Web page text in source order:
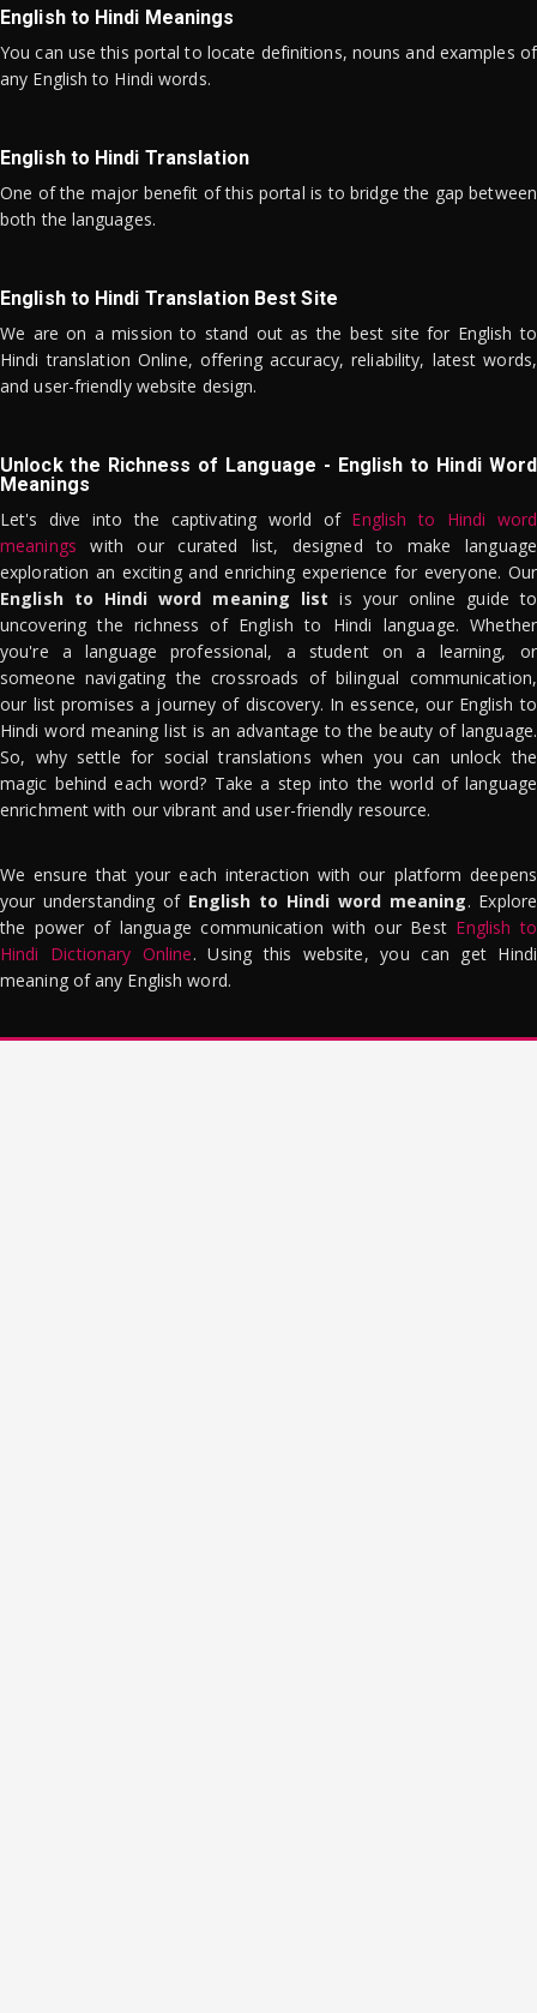
English to Hindi Meanings
You can use this portal to locate definitions, nouns and examples of
any English to Hindi words.
English to Hindi Translation
One of the major benefit of this portal is to bridge the gap between
both the languages.
English to Hindi Translation Best Site
We are on a mission to stand out as the best site for English to
Hindi translation Online, offering accuracy, reliability, latest words,
and user-friendly website design.
Unlock the Richness of Language - English to Hindi Word
Meanings
Let's dive into the captivating world of English to Hindi word
meanings with our curated list, designed to make language
exploration an exciting and enriching experience for everyone. Our
English to Hindi word meaning list is your online guide to
uncovering the richness of English to Hindi language. Whether
you're a language professional, a student on a learning, or
someone navigating the crossroads of bilingual communication,
our list promises a journey of discovery. In essence, our English to
Hindi word meaning list is an advantage to the beauty of language.
So, why settle for social translations when you can unlock the
magic behind each word? Take a step into the world of language
enrichment with our vibrant and user-friendly resource.
We ensure that your each interaction with our platform deepens
your understanding of English to Hindi word meaning. Explore
the power of language communication with our Best English to
Hindi Dictionary Online. Using this website, you can get Hindi
meaning of any English word.